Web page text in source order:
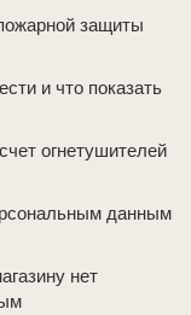
защиты
и что показать
огнетушителей
данным
нет